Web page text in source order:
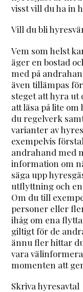
visst vill du ha in
Vill du bli
Vem som helst
äger en bostad
med på
även tillämpas
steget att hyra ut
att läsa på lite
du regelverk
varianter av
exempelvis
andrahand med
information om
säga upp
utflyttning och
Om du till
personer eller
ihåg om ena
giltigt för de
ännu fler hittar
vara
momenten att
Skriva hyresavtal